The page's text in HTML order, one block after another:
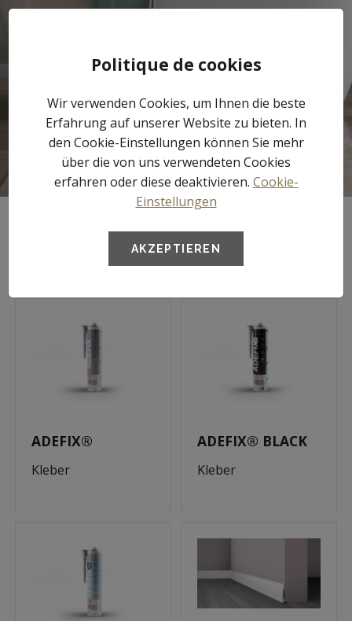
Kleber
ADEFIX®
Kleber
ADEFIX® BLACK
Kleber
Politique de cookies
Wir verwenden Cookies, um Ihnen die beste
Erfahrung auf unserer Website zu bieten. In
den Cookie-Einstellungen können Sie mehr
über die von uns verwendeten Cookies
erfahren oder diese deaktivieren. Cookie-
Einstellungen
AKZEPTIEREN